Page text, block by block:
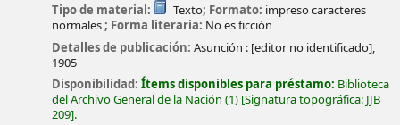
Tipo de material: Texto; Formato: impreso caracteres
normales; Forma literaria: No es ficción
Detalles de publicación:Asunción : [editor no identificado],
1905
Disponibilidad:Ítems disponibles para préstamo: Biblioteca
del Archivo General de la Nación (1) Signatura topográfica: JJB
209 .